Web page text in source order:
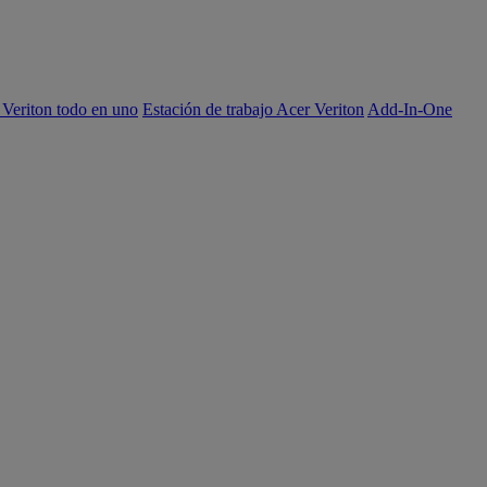
todo en uno Estación de trabajo Acer Veriton Add-In-One